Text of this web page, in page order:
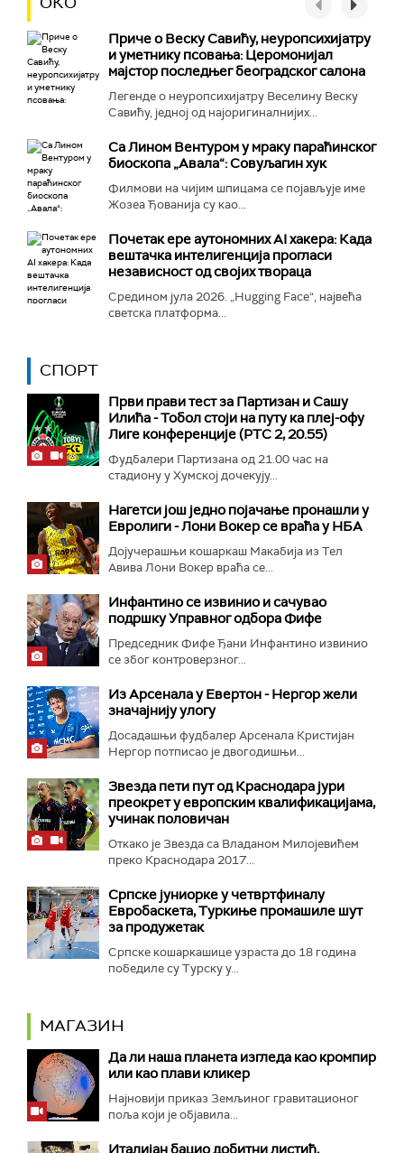
Приче о Веску Савићу, неуропсихијатру
и уметнику псовања: Церомонијал
мајстор последњег београдског салона
Легенде о неуропсихијатру Веселину Веску
Савићу, једној од најоригиналнијих...
Са Лином Вентуром у мраку параћинског
биоскопа „Авала“: Совуљагин хук
Филмови на чијим шпицама се појављује име
Жозеа Ђованија су као...
Почетак ере аутономних AI хакера: Када
вештачка интелигенција прогласи
независност од својих твораца
Средином јула 2026. „Hugging Face“, највећа
светска платформа...
СПОРТ
Први прави тест за Партизан и Сашу
Илића - Тобол стоји на путу ка плеј-офу
Лиге конференције (РТС 2, 20.55)
Фудбалери Партизана од 21.00 час на
стадиону у Хумској дочекују...
Нагетси још једно појачање пронашли у
Евролиги - Лони Вокер се враћа у НБА
Дојучерашњи кошаркаш Макабија из Тел
Авива Лони Вокер враћа се...
Инфантино се извинио и сачувао
подршку Управног одбора Фифе
Председник Фифе Ђани Инфантино извинио
се због контроверзног...
Из Арсенала у Евертон - Нергор жели
значајнију улогу
Досадашњи фудбалер Арсенала Кристијан
Нергор потписао је двогодишњи...
Звезда пети пут од Краснодара јури
преокрет у европским квалификацијама,
учинак половичан
Откако је Звезда са Владаном Милојевићем
преко Краснодара 2017...
Српске јуниорке у четвртфиналу
Евробаскета, Туркиње промашиле шут
за продужетак
Српске кошаркашице узраста до 18 година
победиле су Турску у...
МАГАЗИН
Да ли наша планета изгледа као кромпир
или као плави кликер
Најновији приказ Земљиног гравитационог
поља који је објавила...
Италијан бацио добитни листић,